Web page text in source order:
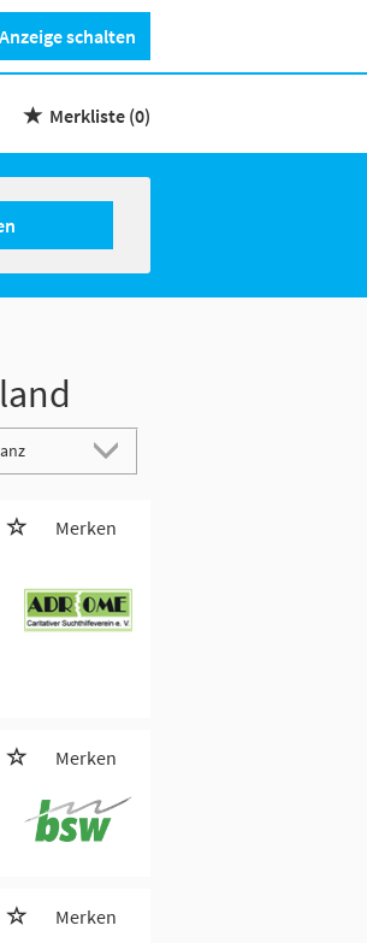
Anzeige schalten
Merkliste (0)
Merken
Merken
Merken